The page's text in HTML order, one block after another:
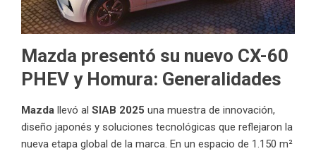
Mazda presentó su nuevo CX-60
PHEV y Homura: Generalidades
Mazda llevó al SIAB 2025 una muestra de innovación,
diseño japonés y soluciones tecnológicas que reflejaron la
nueva etapa global de la marca. En un espacio de 1.150 m²